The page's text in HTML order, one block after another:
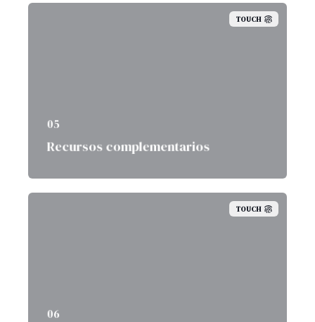
TOUCH
05
Recursos complementarios
TOUCH
06